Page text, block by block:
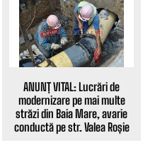
ANUNȚ VITAL: Lucrări de
modernizare pe mai multe
străzi din Baia Mare, avarie
conductă pe str. Valea Roșie